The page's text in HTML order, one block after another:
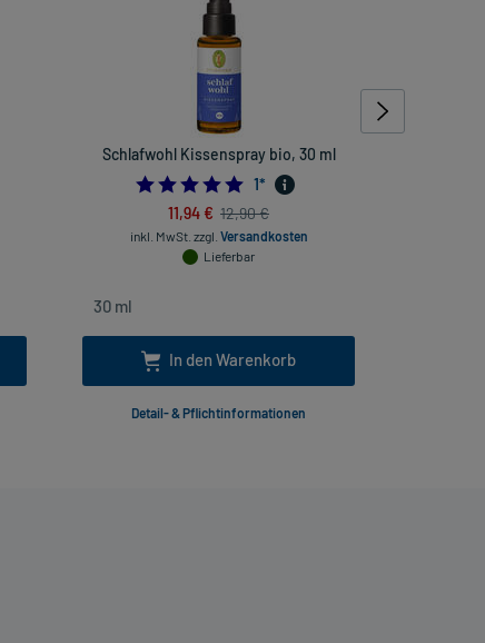
Schlafwohl Kissenspray bio, 30 ml
5.0
1*
11,94 € 12,90 €
inkl. MwSt. zzgl. Versandkosten
Lieferbar
In den Warenkorb
Detail- & Pflichtinformationen